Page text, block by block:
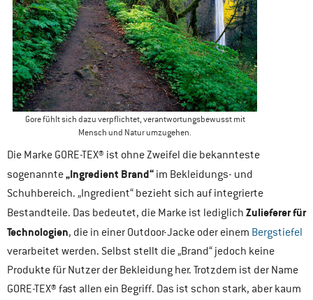
Gore fühlt sich dazu verpflichtet, verantwortungsbewusst mit
Mensch und Natur umzugehen.
Die Marke GORE-TEX® ist ohne Zweifel die bekannteste
sogenannte„Ingredient Brand“ im Bekleidungs- und
Schuhbereich. „Ingredient“ bezieht sich auf integrierte
Bestandteile. Das bedeutet, die Marke ist lediglich Zulieferer für
Technologien, die in einer Outdoor-Jacke oder einem Bergstiefel
verarbeitet werden. Selbst stellt die „Brand“ jedoch keine
Produkte für Nutzer der Bekleidung her. Trotzdem ist der Name
GORE-TEX® fast allen ein Begriff. Das ist schon stark, aber kaum